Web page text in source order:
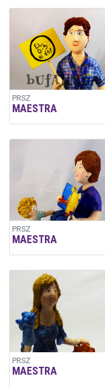
PRSZ
MAESTRA
PRSZ
MAESTRA
PRSZ
MAESTRA